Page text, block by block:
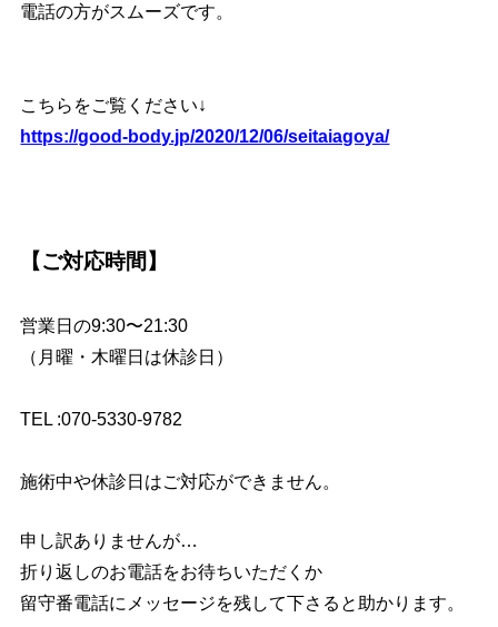
電話の方がスムーズです。
こちらをご覧ください↓
https://good-body.jp/2020/12/06/seitaiagoya/
【ご対応時間】
営業日の9:30〜21:30
（月曜・木曜日は休診日）
TEL :070-5330-9782
施術中や休診日はご対応ができません。
申し訳ありませんが…
折り返しのお電話をお待ちいただくか
留守番電話にメッセージを残して下さると助かります。